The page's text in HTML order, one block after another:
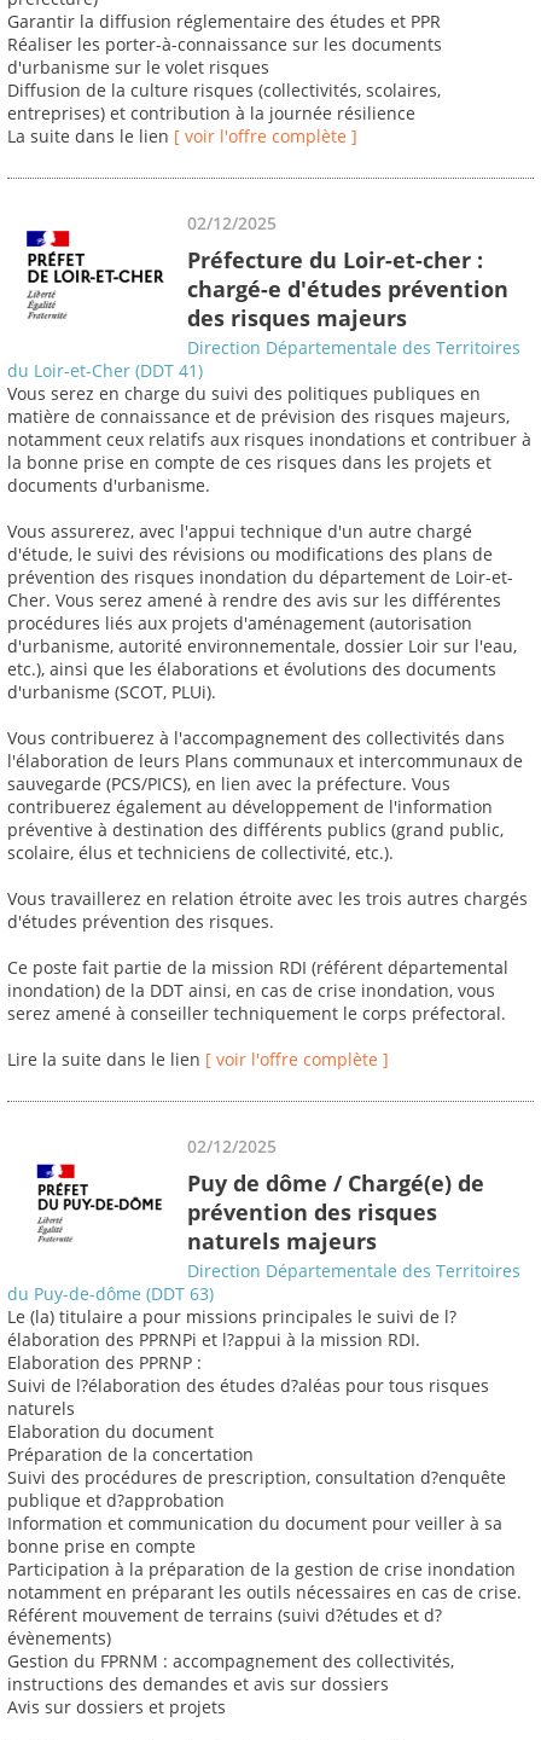
Garantir la diffusion réglementaire des études et PPR
Réaliser les porter-à-connaissance sur les documents
d'urbanisme sur le volet risques
Diffusion de la culture risques (collectivités, scolaires,
entreprises) et contribution à la journée résilience
La suite dans le lien [ voir l'offre complète ]
02/12/2025
Préfecture du Loir-et-cher :
chargé-e d'études prévention
des risques majeurs
Direction Départementale des Territoires
du Loir-et-Cher (DDT 41)
Vous serez en charge du suivi des politiques publiques en
matière de connaissance et de prévision des risques majeurs,
notamment ceux relatifs aux risques inondations et contribuer à
la bonne prise en compte de ces risques dans les projets et
documents d'urbanisme.
Vous assurerez, avec l'appui technique d'un autre chargé
d'étude, le suivi des révisions ou modifications des plans de
prévention des risques inondation du département de Loir-et-
Cher. Vous serez amené à rendre des avis sur les différentes
procédures liés aux projets d'aménagement (autorisation
d'urbanisme, autorité environnementale, dossier Loir sur l'eau,
etc.), ainsi que les élaborations et évolutions des documents
d'urbanisme (SCOT, PLUi).
Vous contribuerez à l'accompagnement des collectivités dans
l'élaboration de leurs Plans communaux et intercommunaux de
sauvegarde (PCS/PICS), en lien avec la préfecture. Vous
contribuerez également au développement de l'information
préventive à destination des différents publics (grand public,
scolaire, élus et techniciens de collectivité, etc.).
Vous travaillerez en relation étroite avec les trois autres chargés
d'études prévention des risques.
Ce poste fait partie de la mission RDI (référent départemental
inondation) de la DDT ainsi, en cas de crise inondation, vous
serez amené à conseiller techniquement le corps préfectoral.
Lire la suite dans le lien [ voir l'offre complète ]
02/12/2025
Puy de dôme / Chargé(e) de
prévention des risques
naturels majeurs
Direction Départementale des Territoires
du Puy-de-dôme (DDT 63)
Le (la) titulaire a pour missions principales le suivi de l?
élaboration des PPRNPi et l?appui à la mission RDI.
Elaboration des PPRNP :
Suivi de l?élaboration des études d?aléas pour tous risques
naturels
Elaboration du document
Préparation de la concertation
Suivi des procédures de prescription, consultation d?enquête
publique et d?approbation
Information et communication du document pour veiller à sa
bonne prise en compte
Participation à la préparation de la gestion de crise inondation
notamment en préparant les outils nécessaires en cas de crise.
Référent mouvement de terrains (suivi d?études et d?
évènements)
Gestion du FPRNM : accompagnement des collectivités,
instructions des demandes et avis sur dossiers
Avis sur dossiers et projets